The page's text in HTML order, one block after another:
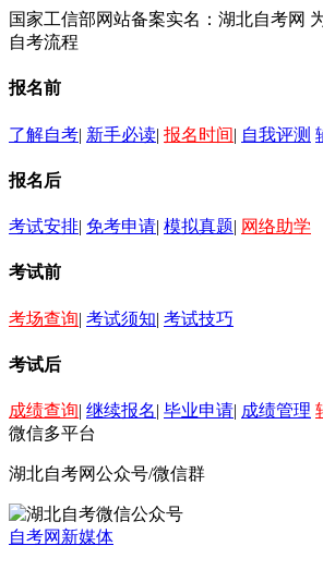
国家工信部网站备案实名：湖北自考网
自考流程
报名前
了解自考| 新手必读| 报名时间| 自我评测
报名后
考试安排| 免考申请| 模拟真题| 网络助学
考试前
考场查询| 考试须知| 考试技巧
考试后
成绩查询| 继续报名| 毕业申请| 成绩管理
微信多平台
湖北自考网公众号/微信群
自考网新媒体